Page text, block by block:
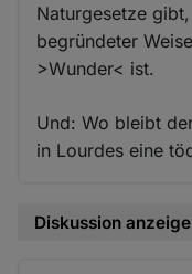
Naturgesetze
begründeter
>Wunder< ist.
Und: Wo bleibt
in Lourdes eine
Diskussion